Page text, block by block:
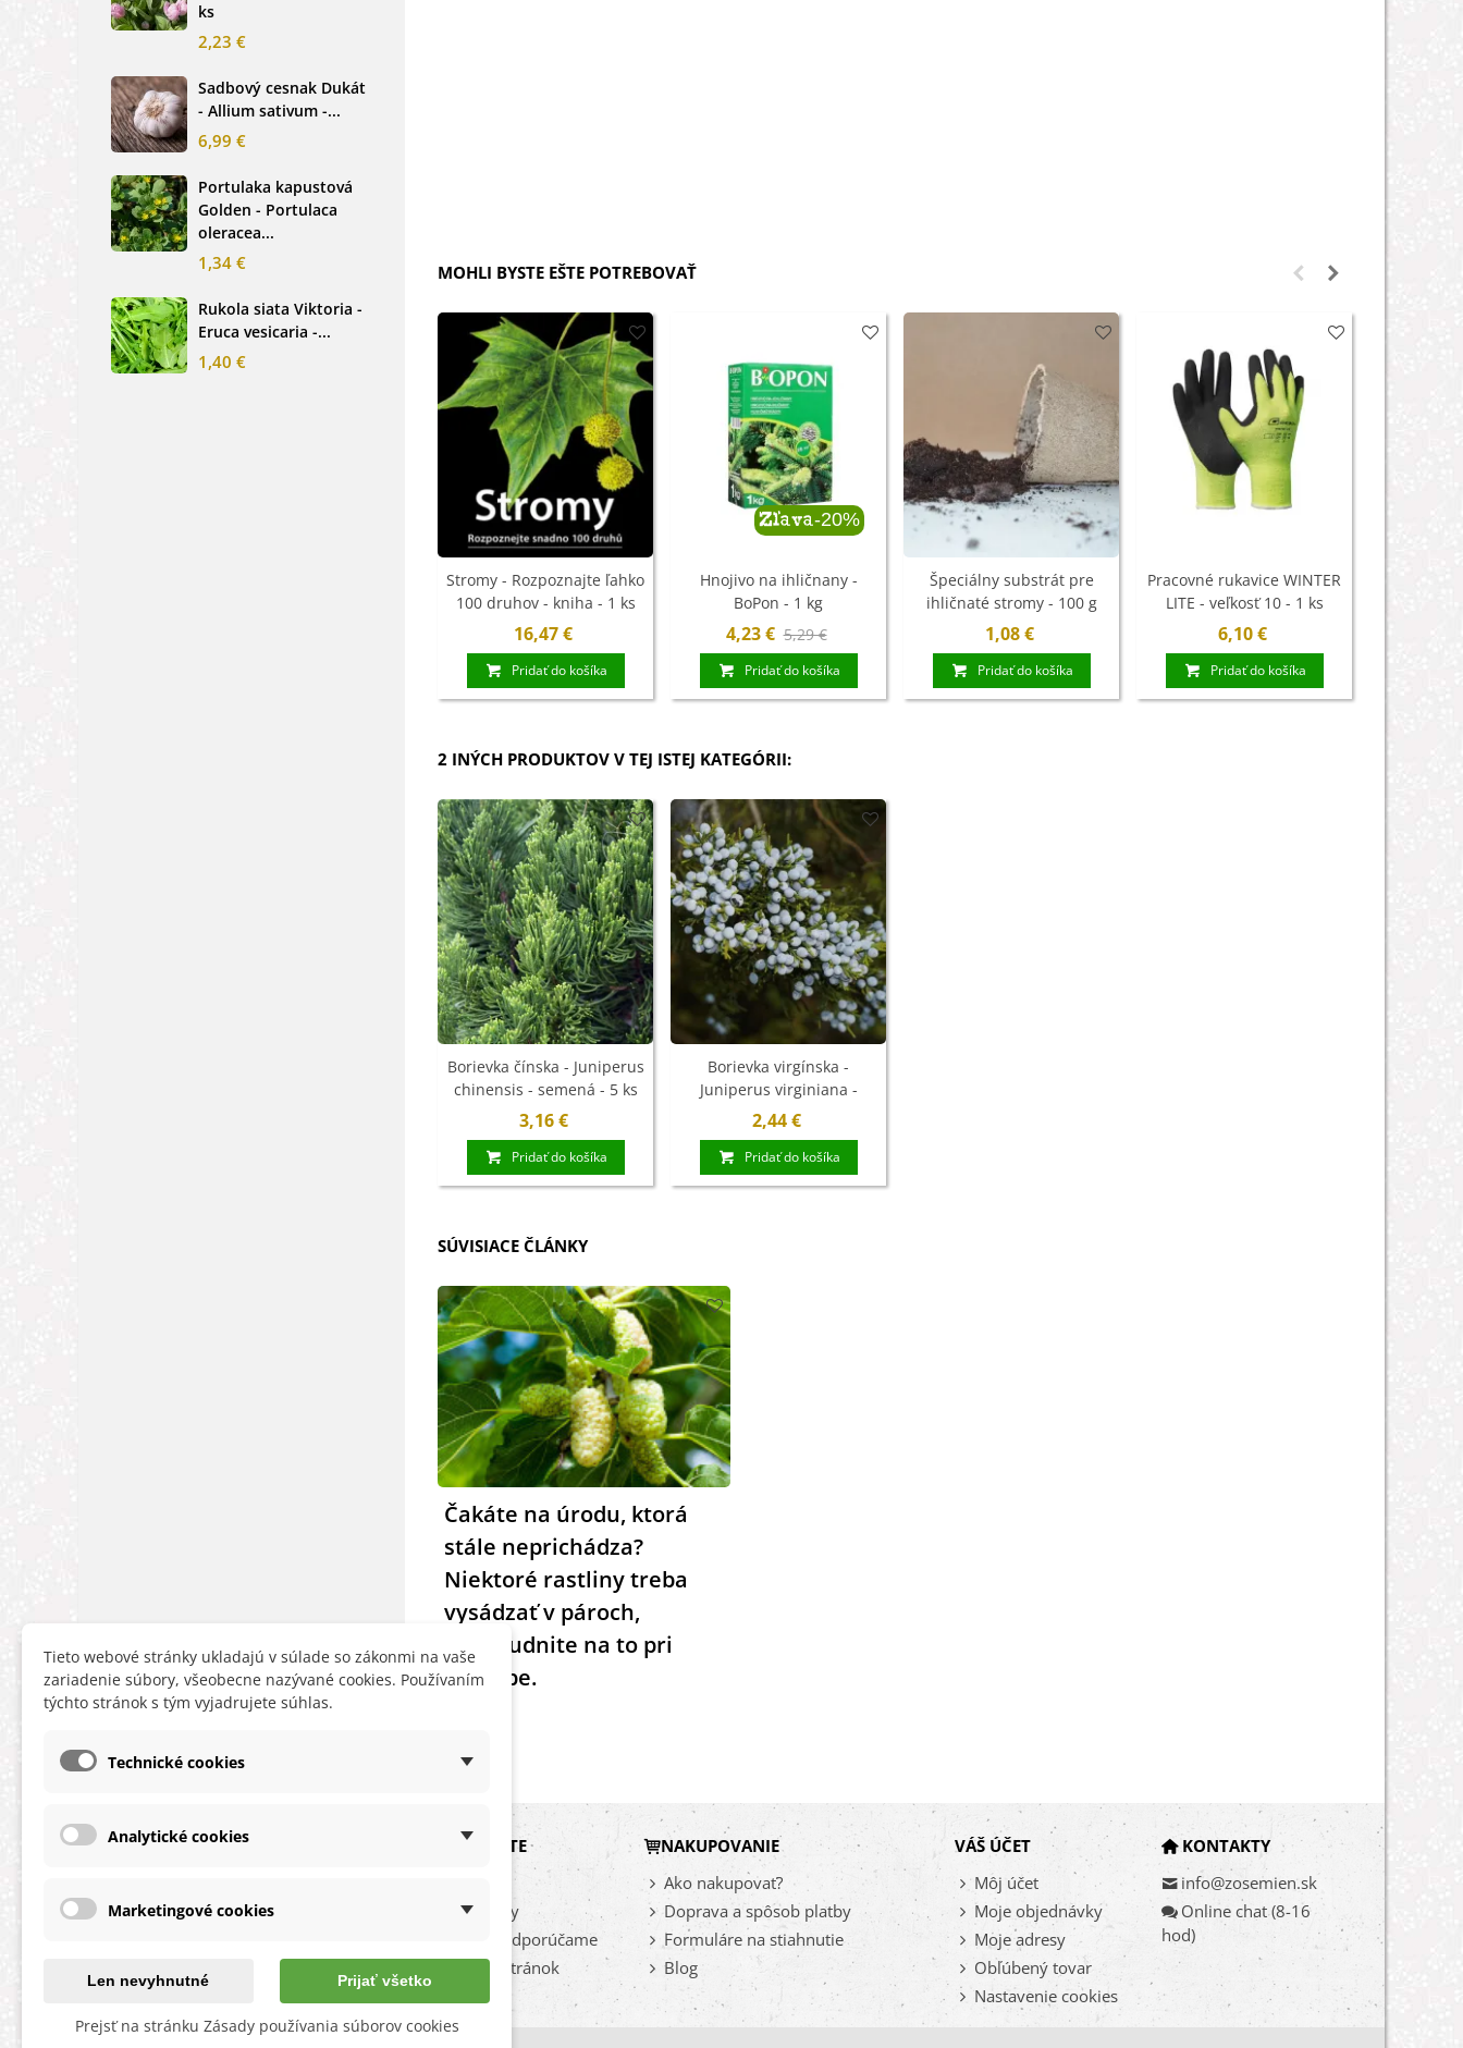
ks
2,23 €
Sadbový cesnak Dukát
- Allium sativum -...
6,99 €
Portulaka kapustová
Golden - Portulaca
oleracea...
1,34 €
Rukola siata Viktoria -
Eruca vesicaria -...
1,40 €
2,64 €
Nezábudka alpínska
modrá - Myosotis
alpestris -...
1,29 €
MOHLI BYSTE EŠTE POTREBOVAŤ
Stromy - Rozpoznajte ľahko
100 druhov - kniha - 1 ks
16,47 €
Pridať do košíka
Zľava-20%
Hnojivo na ihličnany -
BoPon - 1 kg
4,23 € 5,29 €
Pridať do košíka
Špeciálny substrát pre
ihličnaté stromy - 100 g
1,08 €
Pridať do košíka
Pracovné rukavice WINTER
LITE - veľkosť 10 - 1 ks
6,10 €
Pridať do košíka
2 INÝCH PRODUKTOV V TEJ ISTEJ KATEGÓRII:
Borievka čínska - Juniperus
chinensis - semená - 5 ks
3,16 €
Pridať do košíka
Borievka virgínska -
Juniperus virginiana -
semená - 15 ks
2,44 €
Pridať do košíka
SÚVISIACE ČLÁNKY
Čakáte na úrodu, ktorá
stále neprichádza?
Niektoré rastliny treba
vysádzať v pároch,
nezabudnite na to pri
výsadbe.
INFORMÁCIE
Ochrana osobných údajov
Reklamačný poriadok
O nás a kontakt
HĽADÁTE
Novinky
Teraz odporúčame
Mapa stránok
NAKUPOVANIE
Ako nakupovať?
Doprava a spôsob platby
Formuláre na stiahnutie
Blog
VÁŠ ÚČET
Môj účet
Moje objednávky
Moje adresy
Obľúbený tovar
Nastavenie cookies
KONTAKTY
info@zosemien.sk
Online chat (8-16
hod)
Tieto webové stránky ukladajú v súlade so zákonmi na vaše
zariadenie súbory, všeobecne nazývané cookies. Používaním
týchto stránok s tým vyjadrujete súhlas.
Technické cookies
Analytické cookies
Marketingové cookies
Len nevyhnutné Prijať všetko
Prejsť na stránku Zásady používania súborov cookies